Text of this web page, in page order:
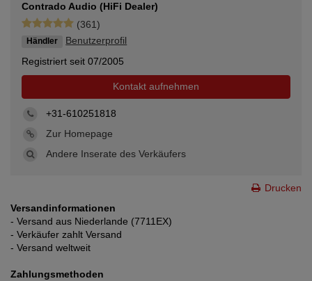
Contrado Audio (HiFi Dealer)
(361)
Händler
Benutzerprofil
Registriert seit 07/2005
Kontakt aufnehmen
+31-610251818
Zur Homepage
Andere Inserate des Verkäufers
Drucken
Versandinformationen
- Versand aus Niederlande (7711EX)
- Verkäufer zahlt Versand
- Versand weltweit
Zahlungsmethoden